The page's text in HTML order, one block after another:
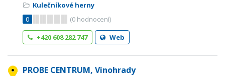
Kulečníkové herny
0
(0 hodnocení)
+420 608 282 747
Web
PROBE CENTRUM, Vinohrady